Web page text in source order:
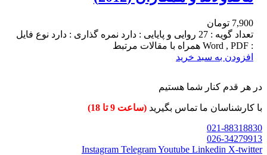
7,900 تومان
تعداد گویه : 27 روایی و پایایی : دارد نمره گذاری : دارد نوع فایل
: Word , PDF همراه با مقالات مرتبط
افزودن به سبد خرید
در هر قدم کنار شما هستیم
با کارشناسان ما تماس بگیرید (ساعت 9 تا 18)
021-88318830
026-34279913
Instagram TelegramYoutube Linkedin X-twitter